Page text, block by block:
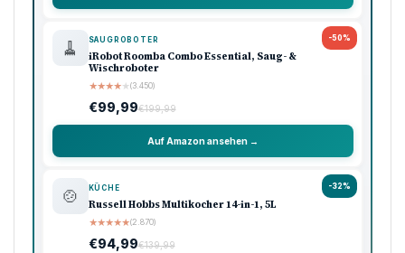
-50%
🧹 SAUGROBOTER
iRobot Roomba Combo Essential, Saug- &
Wischroboter
★★★★★(3.450)
€99,99€199,99
Auf Amazon ansehen →
-32%
🍲 KÜCHE
Russell Hobbs Multikocher 14-in-1, 5L
★★★★★(2.870)
€94,99€139,99